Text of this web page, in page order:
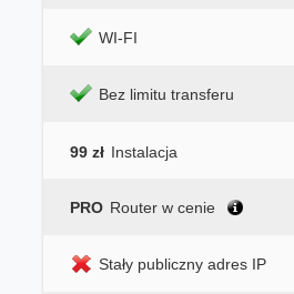
WI-FI
Bez limitu transferu
99 zł Instalacja
PRO Router w cenie
Stały publiczny adres IP